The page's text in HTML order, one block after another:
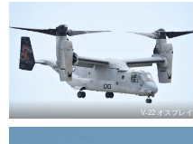
V-22 オスプレイ